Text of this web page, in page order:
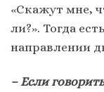
«Скажут мне,
ли?». Тогда
направлении
– Если